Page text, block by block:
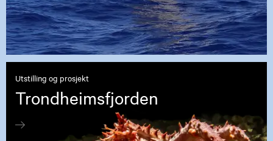
Utstilling og prosjekt
Trondheimsfjorden